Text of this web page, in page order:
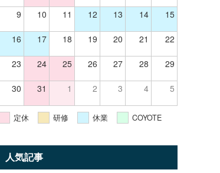
9 10 11 12 13 14 15
16 17 18 19 20 21 22
23 24 25 26 27 28 29
30 31 1 2 3 4 5
定休 研修 休業 COYOTE
人気記事